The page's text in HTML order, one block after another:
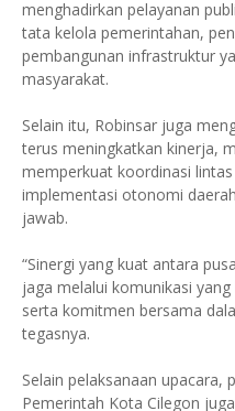
menghadirkan pelayanan
tata kelola pemerintahan,
pembangunan infrastruktur
masyarakat.
Selain itu, Robinsar juga
terus meningkatkan kinerja,
memperkuat koordinasi
implementasi otonomi
jawab.
“Sinergi yang kuat antara
jaga melalui komunikasi
serta komitmen bersama
tegasnya.
Selain pelaksanaan upacara,
Pemerintah Kota Cilegon